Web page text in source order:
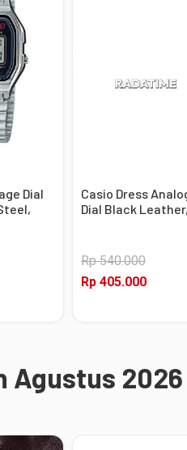
Dial
Casio Dress
Dial Black
Rp 540.000
Rp 405.000
Agustus 2026